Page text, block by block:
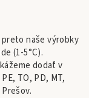
naše výrobky
(1-5°C).
dodať v
TO, PD, MT,